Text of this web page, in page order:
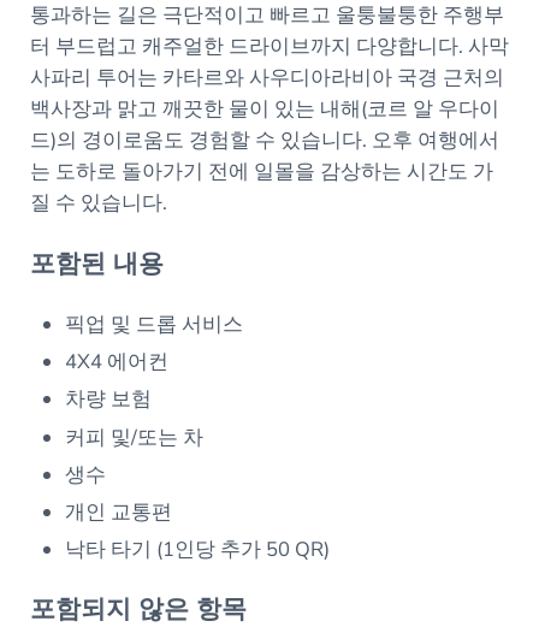
통과하는 길은 극단적이고 빠르고 울퉁불퉁한 주행부
터 부드럽고 캐주얼한 드라이브까지 다양합니다. 사막
사파리 투어는 카타르와 사우디아라비아 국경 근처의
백사장과 맑고 깨끗한 물이 있는 내해(코르 알 우다이
드)의 경이로움도 경험할 수 있습니다. 오후 여행에서
는 도하로 돌아가기 전에 일몰을 감상하는 시간도 가
질 수 있습니다.
포함된 내용
픽업 및 드롭 서비스
4X4 에어컨
차량 보험
커피 및/또는 차
생수
개인 교통편
낙타 타기 (1인당 추가 50 QR)
포함되지 않은 항목